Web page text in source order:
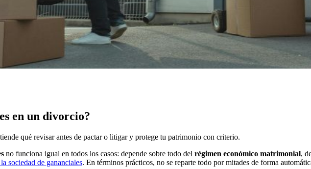
en un divorcio?
qué revisar antes de pactar o litigar y protege tu patrimonio con criterio.
no funciona igual en todos los casos: depende sobre todo del régimen económico matrimonial,
sociedad de gananciales. En términos prácticos, no se reparte todo por mitades de forma